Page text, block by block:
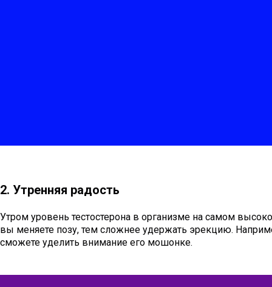
2. Утренняя радость
Утром уровень тестостерона в организме на самом
вы меняете позу, тем сложнее удержать эрекцию.
сможете уделить внимание его мошонке.